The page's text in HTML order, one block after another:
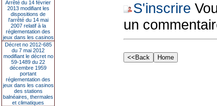
Arrêté du 14 février
2013 modifiant les
dispositions de
l'arrêté du 14 mai
2007 relatif à la
réglementation des
jeux dans les casinos
Décret no 2012-685
du 7 mai 2012
modifiant le décret no
59-1489 du 22
décembre 1959
portant
réglementation des
jeux dans les casinos
des stations
balnéaires, thermales
et climatiques
S'inscrire
un